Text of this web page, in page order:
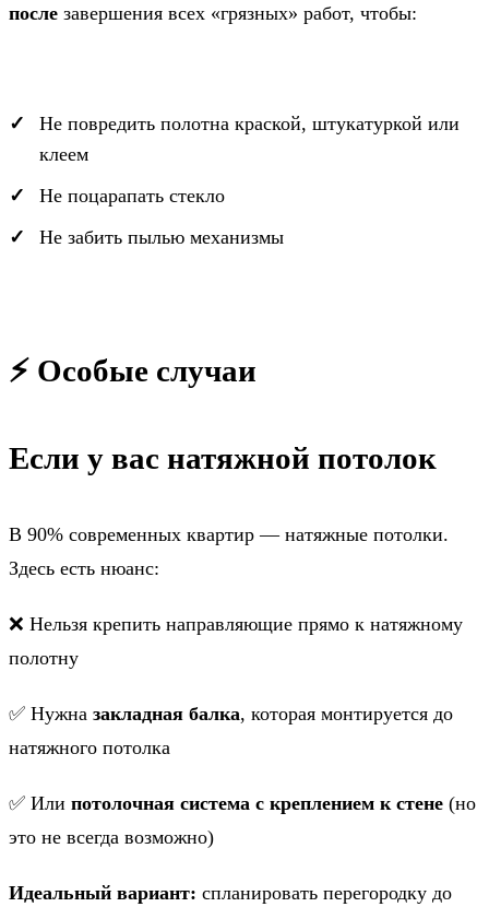
после завершения всех «грязных» работ, чтобы:
Не повредить полотна краской, штукатуркой или
клеем
Не поцарапать стекло
Не забить пылью механизмы
⚡ Особые случаи
Если у вас натяжной потолок
В 90% современных квартир — натяжные потолки.
Здесь есть нюанс:
❌ Нельзя крепить направляющие прямо к натяжному
полотну
✅ Нужна закладная балка, которая монтируется до
натяжного потолка
✅ Или потолочная система с креплением к стене (но
это не всегда возможно)
Идеальный вариант: спланировать перегородку до